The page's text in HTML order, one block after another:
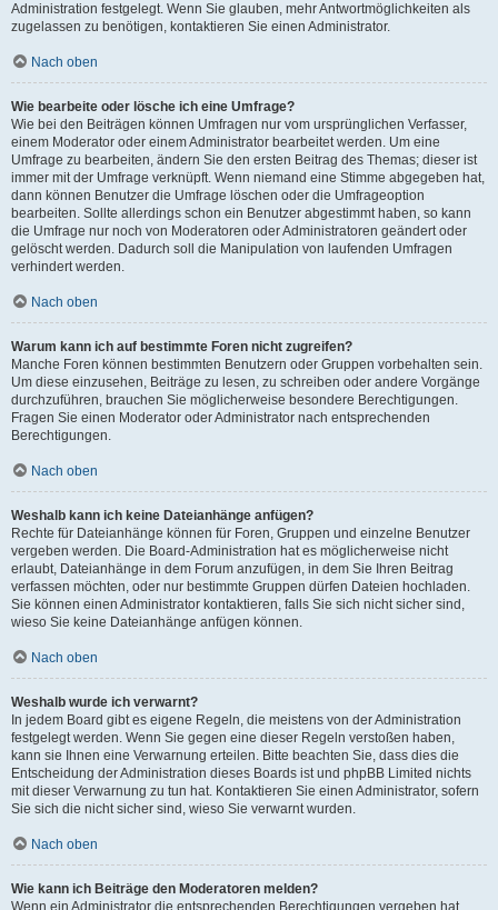
Administration festgelegt. Wenn Sie glauben, mehr Antwortmöglichkeiten als
zugelassen zu benötigen, kontaktieren Sie einen Administrator.
Nach oben
Wie bearbeite oder lösche ich eine Umfrage?
Wie bei den Beiträgen können Umfragen nur vom ursprünglichen Verfasser,
einem Moderator oder einem Administrator bearbeitet werden. Um eine
Umfrage zu bearbeiten, ändern Sie den ersten Beitrag des Themas; dieser ist
immer mit der Umfrage verknüpft. Wenn niemand eine Stimme abgegeben hat,
dann können Benutzer die Umfrage löschen oder die Umfrageoption
bearbeiten. Sollte allerdings schon ein Benutzer abgestimmt haben, so kann
die Umfrage nur noch von Moderatoren oder Administratoren geändert oder
gelöscht werden. Dadurch soll die Manipulation von laufenden Umfragen
verhindert werden.
Nach oben
Warum kann ich auf bestimmte Foren nicht zugreifen?
Manche Foren können bestimmten Benutzern oder Gruppen vorbehalten sein.
Um diese einzusehen, Beiträge zu lesen, zu schreiben oder andere Vorgänge
durchzuführen, brauchen Sie möglicherweise besondere Berechtigungen.
Fragen Sie einen Moderator oder Administrator nach entsprechenden
Berechtigungen.
Nach oben
Weshalb kann ich keine Dateianhänge anfügen?
Rechte für Dateianhänge können für Foren, Gruppen und einzelne Benutzer
vergeben werden. Die Board-Administration hat es möglicherweise nicht
erlaubt, Dateianhänge in dem Forum anzufügen, in dem Sie Ihren Beitrag
verfassen möchten, oder nur bestimmte Gruppen dürfen Dateien hochladen.
Sie können einen Administrator kontaktieren, falls Sie sich nicht sicher sind,
wieso Sie keine Dateianhänge anfügen können.
Nach oben
Weshalb wurde ich verwarnt?
In jedem Board gibt es eigene Regeln, die meistens von der Administration
festgelegt werden. Wenn Sie gegen eine dieser Regeln verstoßen haben,
kann sie Ihnen eine Verwarnung erteilen. Bitte beachten Sie, dass dies die
Entscheidung der Administration dieses Boards ist und phpBB Limited nichts
mit dieser Verwarnung zu tun hat. Kontaktieren Sie einen Administrator, sofern
Sie sich die nicht sicher sind, wieso Sie verwarnt wurden.
Nach oben
Wie kann ich Beiträge den Moderatoren melden?
Wenn ein Administrator die entsprechenden Berechtigungen vergeben hat,